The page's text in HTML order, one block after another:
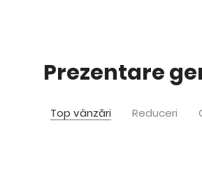
Prezentare
Top vânzări Reduceri